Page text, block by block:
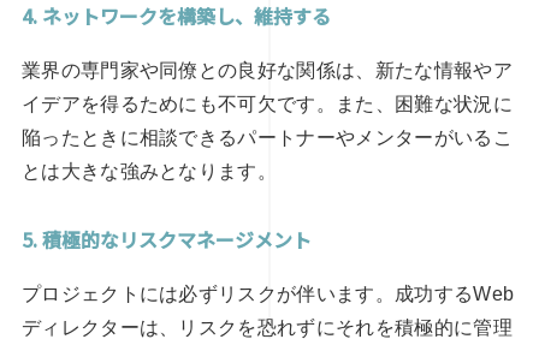
4. ネットワークを構築し、維持する
業界の専門家や同僚との良好な関係は、新たな情報やア
イデアを得るためにも不可欠です。また、困難な状況に
陥ったときに相談できるパートナーやメンターがいるこ
とは大きな強みとなります。
5. 積極的なリスクマネージメント
プロジェクトには必ずリスクが伴います。成功するWeb
ディレクターは、リスクを恐れずにそれを積極的に管理